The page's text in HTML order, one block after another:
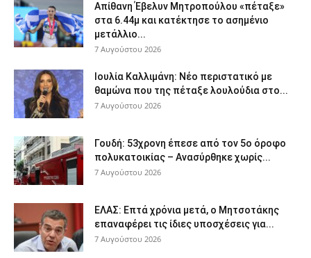
Απίθανη Έβελυν Μητροπούλου «πέταξε»
στα 6.44μ και κατέκτησε το ασημένιο
μετάλλιο...
7 Αυγούστου 2026
Ιουλία Καλλιμάνη: Νέο περιστατικό με
θαμώνα που της πέταξε λουλούδια στο...
7 Αυγούστου 2026
Γουδή: 53χρονη έπεσε από τον 5ο όροφο
πολυκατοικίας – Ανασύρθηκε χωρίς...
7 Αυγούστου 2026
ΕΛΑΣ: Επτά χρόνια μετά, ο Μητσοτάκης
επαναφέρει τις ίδιες υποσχέσεις για...
7 Αυγούστου 2026